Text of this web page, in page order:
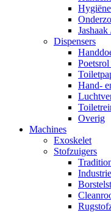
Dispensers
Poetsrol
Hand-
Overig
Machines
Exoskelet
Stofzuigers